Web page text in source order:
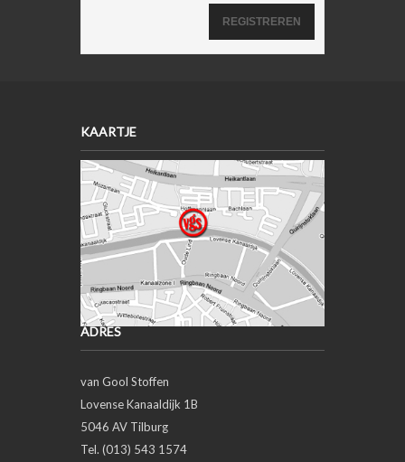
KAARTJE
ADRES
van Gool Stoffen
Lovense Kanaaldijk 1B
5046 AV Tilburg
Tel. (013) 543 1574